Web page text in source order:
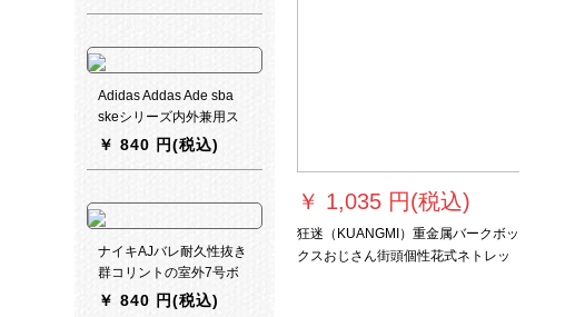
￥ 1,035 円(税込)
狂迷（KUANGMI）重金属バークボッ
クスおじさん街頭個性花式ネトレッ
Adidas Addas Ade sba
skeシリーズ内外兼用ス
テンダー7号ボア耐久性
用ボアハーン用ボーディ
ングディングディングデ
ィングディングディング
ディングディングディン
ングDY 7897
￥ 840 円(税込)
ナイキAJバレ耐久性抜き
群コリントの室外7号ボ
ラン室内规格品バークボ
￥ 840 円(税込)